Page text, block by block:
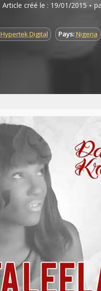
Article créé le : 19/01/2015
Hypertek Digital Pays:Nigeria